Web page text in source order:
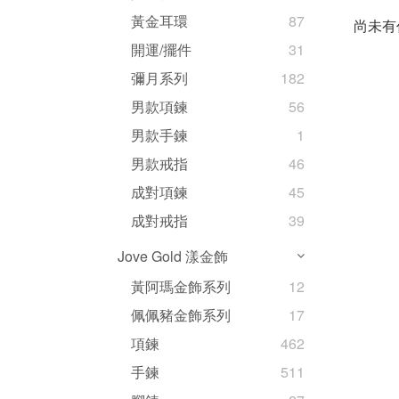
黃金耳環
87
開運/擺件
31
彌月系列
182
男款項鍊
56
男款手鍊
1
男款戒指
46
成對項鍊
45
成對戒指
39
Jove Gold 漾金飾
黃阿瑪金飾系列
12
佩佩豬金飾系列
17
項鍊
462
手鍊
511
尚未